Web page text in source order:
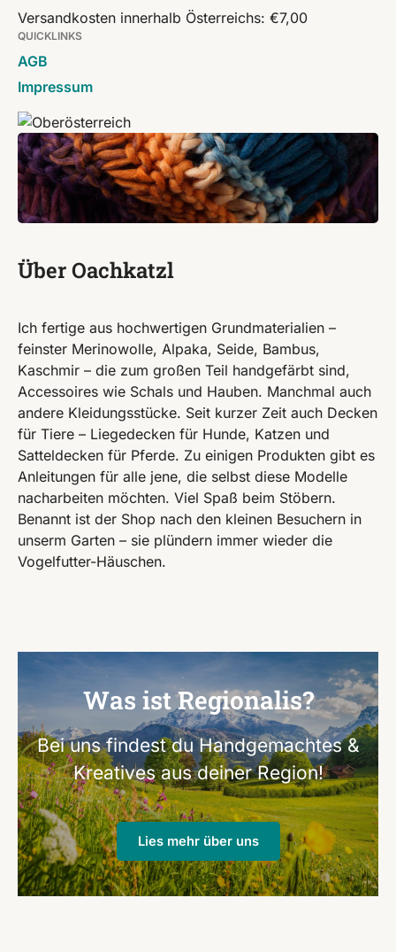
Versandkosten innerhalb Österreichs: €7,00
QUICKLINKS
AGB
Impressum
Über Oachkatzl
Ich fertige aus hochwertigen Grundmaterialien –
feinster Merinowolle, Alpaka, Seide, Bambus,
Kaschmir – die zum großen Teil handgefärbt sind,
Accessoires wie Schals und Hauben. Manchmal auch
andere Kleidungsstücke. Seit kurzer Zeit auch Decken
für Tiere – Liegedecken für Hunde, Katzen und
Satteldecken für Pferde. Zu einigen Produkten gibt es
Anleitungen für alle jene, die selbst diese Modelle
nacharbeiten möchten. Viel Spaß beim Stöbern.
Benannt ist der Shop nach den kleinen Besuchern in
unserm Garten – sie plündern immer wieder die
Vogelfutter-Häuschen.
Was ist Regionalis?
Bei uns findest du Handgemachtes &
Kreatives aus deiner Region!
Lies mehr über uns